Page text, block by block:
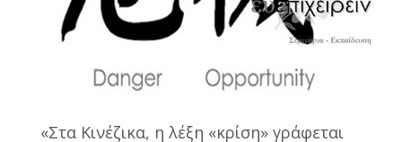
«Στα Κινέζικα, η λέξη «κρίση» γράφεται